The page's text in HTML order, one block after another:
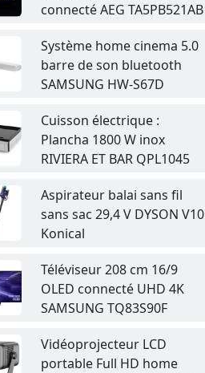
connecté AEG TA5PB521AB
Système home cinema 5.0
barre de son bluetooth
SAMSUNG HW-S67D
Cuisson électrique :
Plancha 1800 W inox
RIVIERA ET BAR QPL1045
Aspirateur balai sans fil
sans sac 29,4 V DYSON V10
Konical
Téléviseur 208 cm 16/9
OLED connecté UHD 4K
SAMSUNG TQ83S90F
Vidéoprojecteur LCD
portable Full HD home